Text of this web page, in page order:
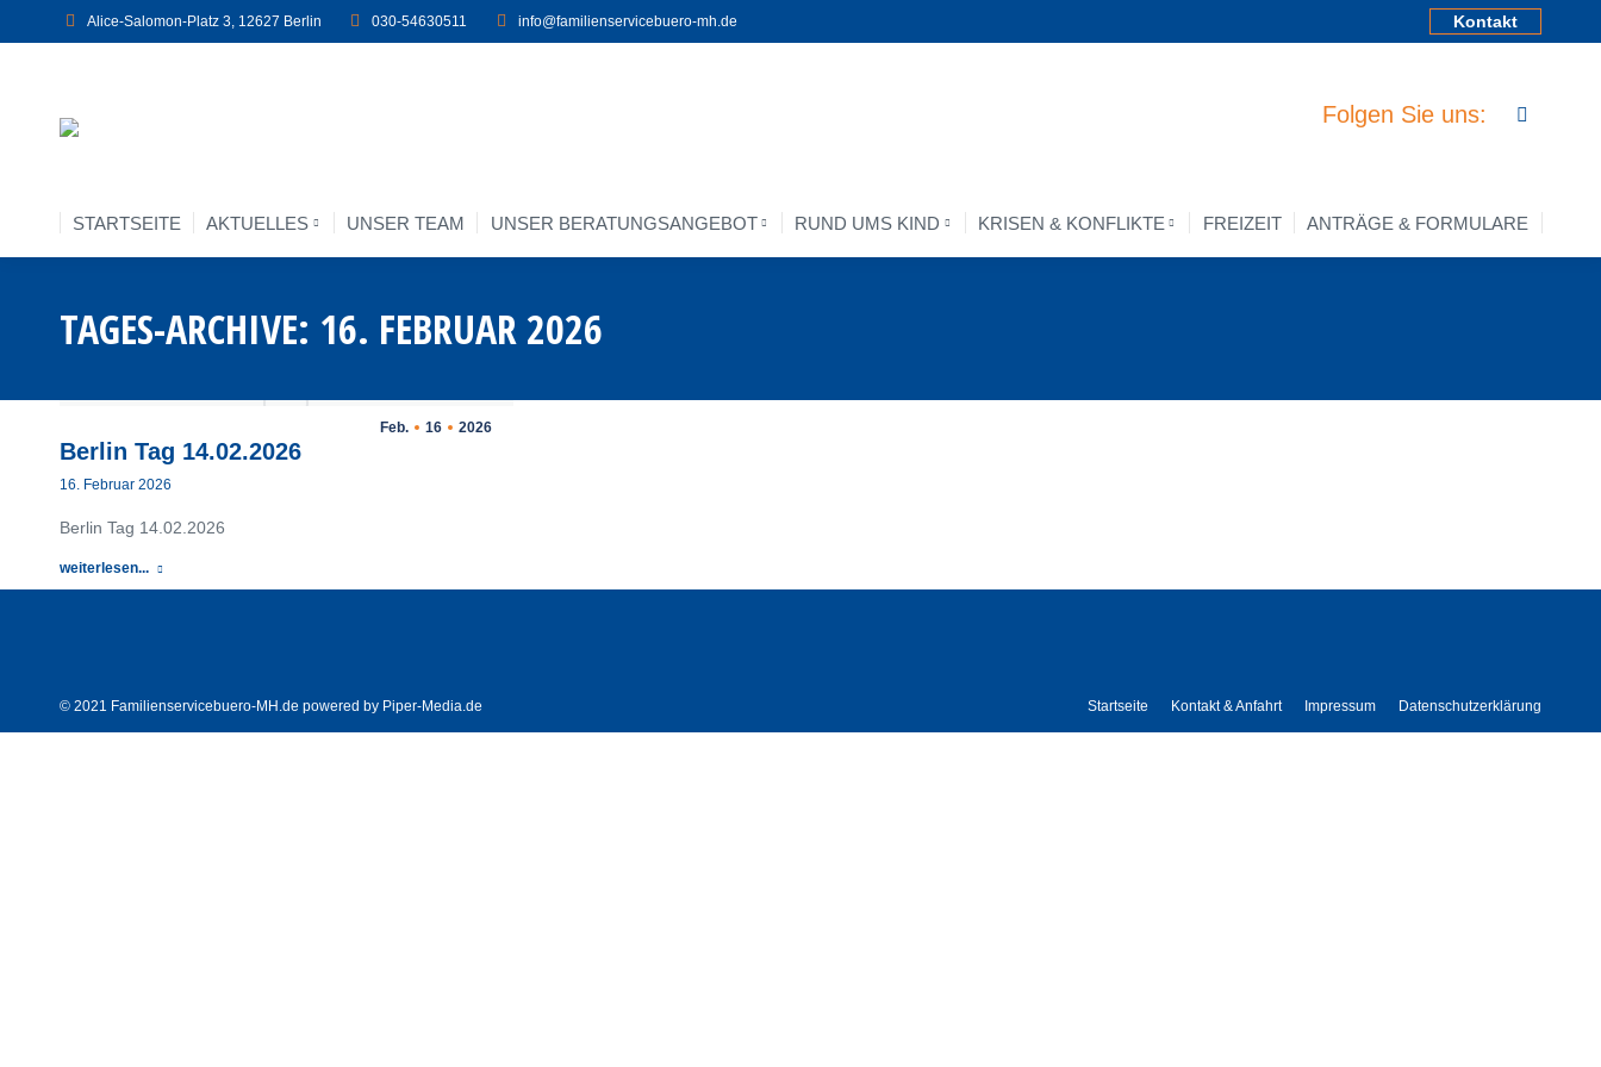
Alice-Salomon-Platz 3, 12627 Berlin 030-54630511 info@familienservicebuero-mh.de Kontakt
Folgen Sie uns:
STARTSEITE AKTUELLES UNSER TEAM UNSER BERATUNGSANGEBOT RUND UMS KIND KRISEN & KONFLIKTE FREIZEIT ANTRÄGE & FORMULARE
TAGES-ARCHIVE: 16. FEBRUAR 2026
Feb. 16 2026
Berlin Tag 14.02.2026
16. Februar 2026
Berlin Tag 14.02.2026
weiterlesen...
© 2021 Familienservicebuero-MH.de powered by Piper-Media.de Startseite Kontakt & Anfahrt Impressum Datenschutzerklärung
ANTRÄGE & FORMULARE